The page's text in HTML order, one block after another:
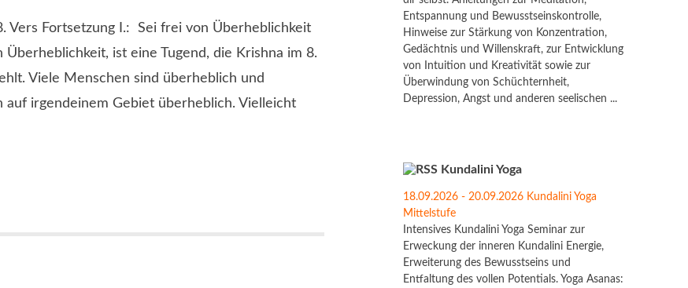
Vers Fortsetzung I.: Sei frei von Überheblichkeit
Überheblichkeit, ist eine Tugend, die Krishna im 8.
Viele Menschen sind überheblich und
irgendeinem Gebiet überheblich. Vielleicht
Entspannung und Bewusstseinskontrolle,
Hinweise zur Stärkung von Konzentration,
Gedächtnis und Willenskraft, zur Entwicklung
von Intuition und Kreativität sowie zur
Überwindung von Schüchternheit,
Depression, Angst und anderen seelischen ...
Kundalini Yoga
18.09.2026 - 20.09.2026 Kundalini Yoga
Mittelstufe
Intensives Kundalini Yoga Seminar zur
Erweckung der inneren Kundalini Energie,
Erweiterung des Bewusstseins und
Entfaltung des vollen Potentials. Yoga Asanas: